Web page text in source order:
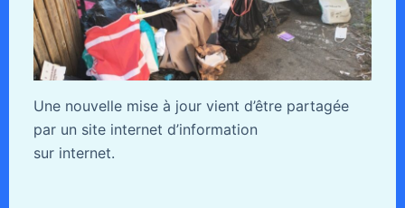
Une nouvelle mise à jour vient d’être partagée
par un site internet d’information
sur internet.